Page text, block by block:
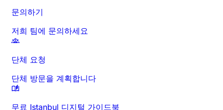
문의하기
저희 팀에 문의하세요
단체 요청
단체 방문을 계획합니다
무료 Istanbul 디지털 가이드북